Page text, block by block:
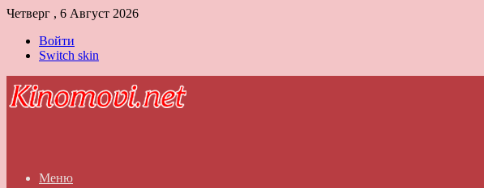
Четверг , 6 Август 2026
Войти
Switch skin
Меню